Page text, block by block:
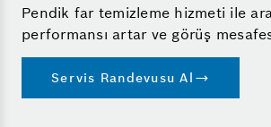
Pendik far temizleme hizmeti ile
performansı artar ve görüş
Servis Randevusu Al